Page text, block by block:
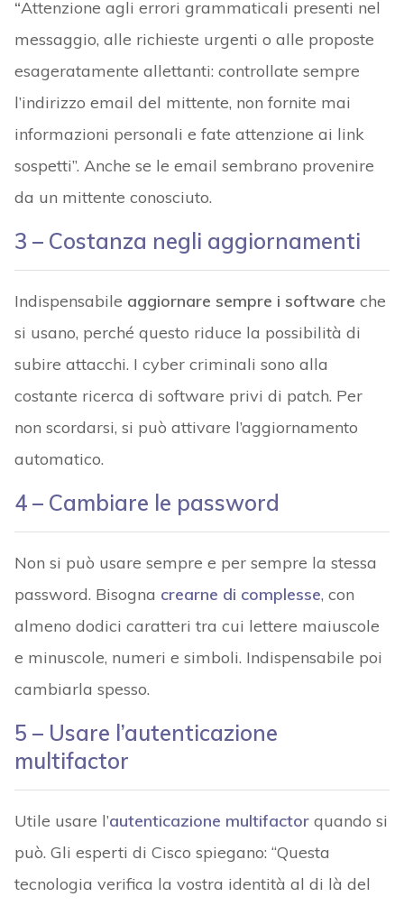
“Attenzione agli errori grammaticali presenti nel
messaggio, alle richieste urgenti o alle proposte
esageratamente allettanti: controllate sempre
l’indirizzo email del mittente, non fornite mai
informazioni personali e fate attenzione ai link
sospetti”. Anche se le email sembrano provenire
da un mittente conosciuto.
3 – Costanza negli aggiornamenti
Indispensabile aggiornare sempre i software che
si usano, perché questo riduce la possibilità di
subire attacchi. I cyber criminali sono alla
costante ricerca di software privi di patch. Per
non scordarsi, si può attivare l’aggiornamento
automatico.
4 – Cambiare le password
Non si può usare sempre e per sempre la stessa
password. Bisogna crearne di complesse, con
almeno dodici caratteri tra cui lettere maiuscole
e minuscole, numeri e simboli. Indispensabile poi
cambiarla spesso.
5 – Usare l’autenticazione
multifactor
Utile usare l’autenticazione multifactorquando si
può. Gli esperti di Cisco spiegano: “Questa
tecnologia verifica la vostra identità al di là del